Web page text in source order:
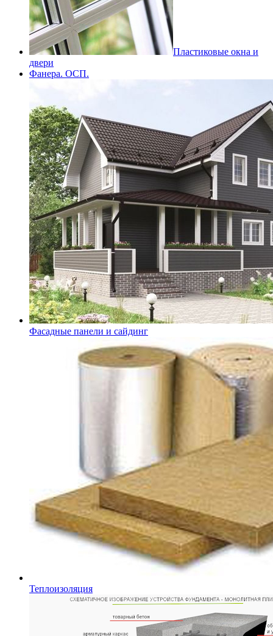
Пластиковые окна и
двери
Фанера. ОСП.
Фасадные панели и сайдинг
Теплоизоляция